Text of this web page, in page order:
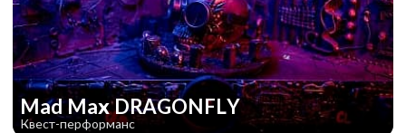
Mad Max DRAGONFLY
Квест-перформанс